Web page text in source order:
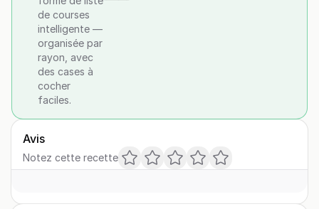
de courses
intelligente —
organisée par
rayon, avec
des cases à
cocher
faciles.
Avis
Notez cette recette